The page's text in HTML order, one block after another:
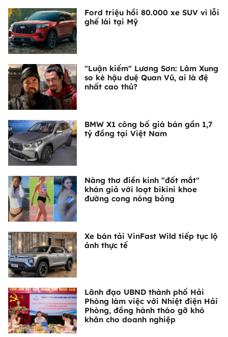
Ford triệu hồi 80.000 xe SUV vì lỗi
ghế lái tại Mỹ
"Luận kiếm" Lương Sơn: Lâm Xung
so kè hậu duệ Quan Vũ, ai là đệ
nhất cao thủ?
BMW X1 công bố giá bán gần 1,7
tỷ đồng tại Việt Nam
Nàng thơ điền kinh "đốt mắt"
khán giả với loạt bikini khoe
đường cong nóng bỏng
Xe bán tải VinFast Wild tiếp tục lộ
ảnh thực tế
Lãnh đạo UBND thành phố Hải
Phòng làm việc với Nhiệt điện Hải
Phòng, đồng hành tháo gỡ khó
khăn cho doanh nghiệp